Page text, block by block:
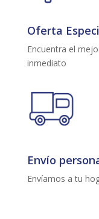
BLUETHOOT
cantidad
Oferta
Encuentra el
inmediato
Envío
Envíamos a tu